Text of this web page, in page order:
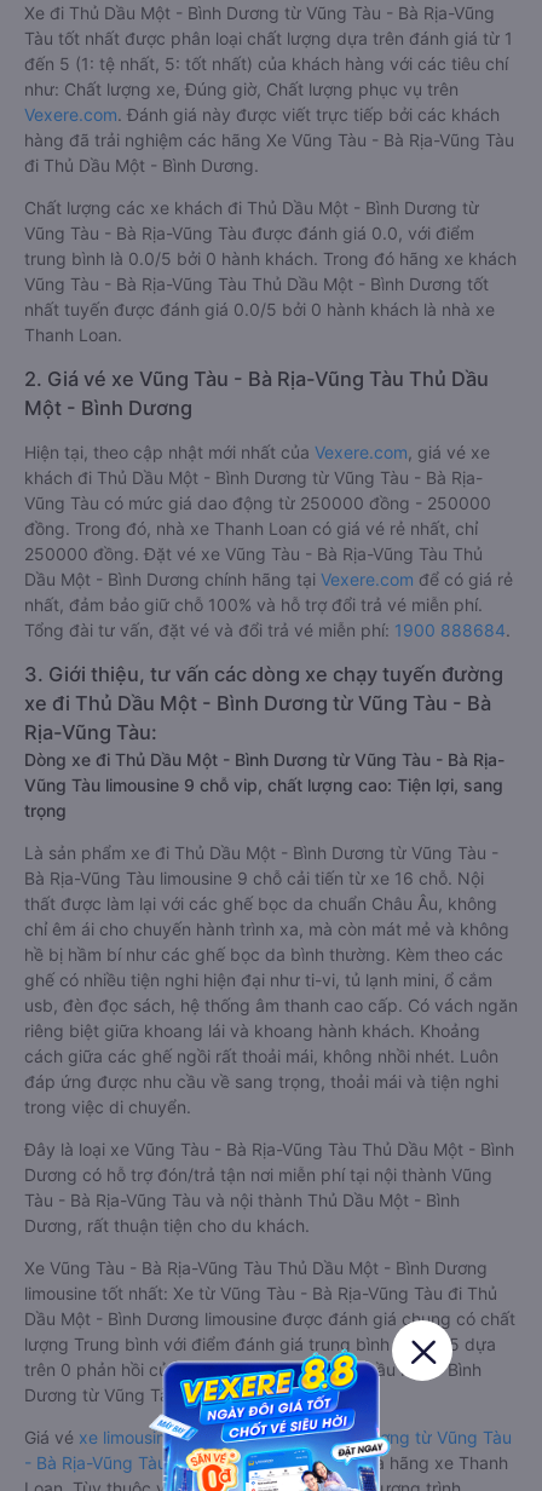
Xe đi Thủ Dầu Một - Bình Dương từ Vũng Tàu - Bà Rịa-Vũng
Tàu tốt nhất được phân loại chất lượng dựa trên đánh giá từ 1
đến 5 (1: tệ nhất, 5: tốt nhất) của khách hàng với các tiêu chí
như: Chất lượng xe, Đúng giờ, Chất lượng phục vụ trên
Vexere.com. Đánh giá này được viết trực tiếp bởi các khách
hàng đã trải nghiệm các hãng Xe Vũng Tàu - Bà Rịa-Vũng Tàu
đi Thủ Dầu Một - Bình Dương.
Chất lượng các xe khách đi Thủ Dầu Một - Bình Dương từ
Vũng Tàu - Bà Rịa-Vũng Tàu được đánh giá 0.0, với điểm
trung bình là 0.0/5 bởi 0 hành khách. Trong đó hãng xe khách
Vũng Tàu - Bà Rịa-Vũng Tàu Thủ Dầu Một - Bình Dương tốt
nhất tuyến được đánh giá 0.0/5 bởi 0 hành khách là nhà xe
Thanh Loan.
2. Giá vé xe Vũng Tàu - Bà Rịa-Vũng Tàu Thủ Dầu
Một - Bình Dương
Hiện tại, theo cập nhật mới nhất của Vexere.com , giá vé xe
khách đi Thủ Dầu Một - Bình Dương từ Vũng Tàu - Bà Rịa-
Vũng Tàu có mức giá dao động từ 250000 đồng - 250000
đồng. Trong đó, nhà xe Thanh Loan có giá vé rẻ nhất, chỉ
250000 đồng. Đặt vé xe Vũng Tàu - Bà Rịa-Vũng Tàu Thủ
Dầu Một - Bình Dương chính hãng tại Vexere.com để có giá rẻ
nhất, đảm bảo giữ chỗ 100% và hỗ trợ đổi trả vé miễn phí.
Tổng đài tư vấn, đặt vé và đổi trả vé miễn phí: 1900 888684.
3. Giới thiệu, tư vấn các dòng xe chạy tuyến đường
xe đi Thủ Dầu Một - Bình Dương từ Vũng Tàu - Bà
Rịa-Vũng Tàu:
Dòng xe đi Thủ Dầu Một - Bình Dương từ Vũng Tàu - Bà Rịa-
Vũng Tàu limousine 9 chỗ vip, chất lượng cao: Tiện lợi, sang
trọng
Là sản phẩm xe đi Thủ Dầu Một - Bình Dương từ Vũng Tàu -
Bà Rịa-Vũng Tàu limousine 9 chỗ cải tiến từ xe 16 chỗ. Nội
thất được làm lại với các ghế bọc da chuẩn Châu Âu, không
chỉ êm ái cho chuyến hành trình xa, mà còn mát mẻ và không
hề bị hầm bí như các ghế bọc da bình thường. Kèm theo các
ghế có nhiều tiện nghi hiện đại như ti-vi, tủ lạnh mini, ổ cắm
usb, đèn đọc sách, hệ thống âm thanh cao cấp. Có vách ngăn
riêng biệt giữa khoang lái và khoang hành khách. Khoảng
cách giữa các ghế ngồi rất thoải mái, không nhồi nhét. Luôn
đáp ứng được nhu cầu về sang trọng, thoải mái và tiện nghi
trong việc di chuyển.
Đây là loại xe Vũng Tàu - Bà Rịa-Vũng Tàu Thủ Dầu Một - Bình
Dương có hỗ trợ đón/trả tận nơi miễn phí tại nội thành Vũng
Tàu - Bà Rịa-Vũng Tàu và nội thành Thủ Dầu Một - Bình
Dương, rất thuận tiện cho du khách.
Xe Vũng Tàu - Bà Rịa-Vũng Tàu Thủ Dầu Một - Bình Dương
limousine tốt nhất: Xe từ Vũng Tàu - Bà Rịa-Vũng Tàu đi Thủ
Dầu Một - Bình Dương limousine được đánh giá chung có chất
lượng Trung bình với điểm đánh giá trung bình từ 0.0/5 dựa
trên 0 phản hồi của hành khách Xe về Thủ Dầu Một - Bình
Dương từ Vũng Tàu - Bà Rịa-Vũng Tàu.
Giá vé xe limousine đi Thủ Dầu Một - Bình Dương từ Vũng Tàu
- Bà Rịa-Vũng Tàurẻ nhất là 250000VND của hãng xe Thanh